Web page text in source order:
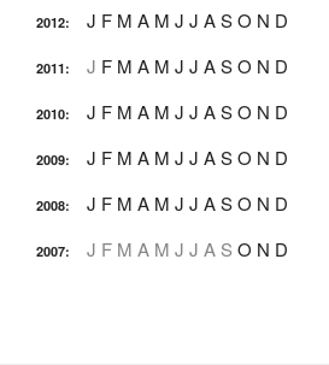
2012: J F M A M J J ASO N D
2011: J F M A M J J ASO N D
2010: J F M A M J J ASO N D
2009: J F M A M J J ASO N D
2008: J F M A M J J ASO N D
2007: J F M A M J J A S O N D